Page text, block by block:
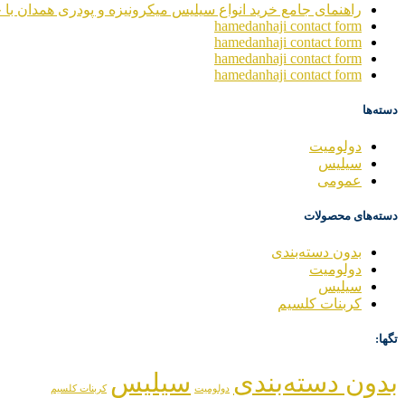
راهنمای جامع خرید انواع سیلیس میکرونیزه و پودری همدان با
hamedanhaji contact form
hamedanhaji contact form
hamedanhaji contact form
hamedanhaji contact form
دسته‌ها
دولومیت
سیلیس
عمومی
دسته‌های محصولات
بدون دسته‌بندی
دولومیت
سیلیس
کربنات کلسیم
تگها:
بدون دسته‌بندی دولومیت سیلیس کربنات کلسیم